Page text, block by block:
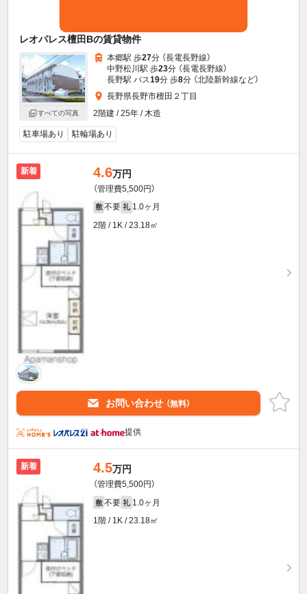
レオパレス檀田Bの賃貸物件
すべての写真
本郷駅 歩27分 （長電長野線）
中野松川駅 歩23分 （長電長野線）
長野駅 バス19分 歩8分 （北陸新幹線など）
長野県長野市檀田２丁目
2階建 / 25年 / 木造
駐車場あり 駐輪場あり
新着 4.6万円
（管理費5,500円）
敷 不要 礼 1.0ヶ月
2階 / 1K / 23.18㎡
お問い合わせ （無料）
提供
新着 4.5万円
（管理費5,500円）
敷 不要 礼 1.0ヶ月
1階 / 1K / 23.18㎡